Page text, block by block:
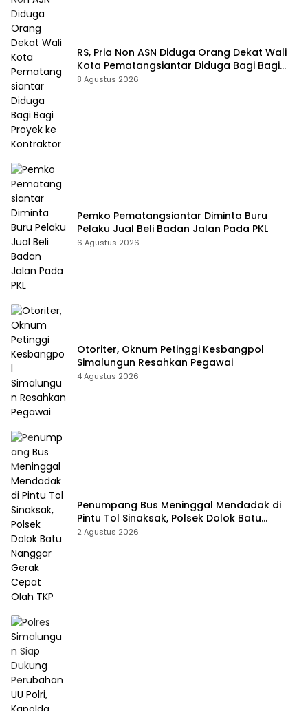
RS, Pria Non ASN Diduga Orang Dekat Wali
Kota Pematangsiantar Diduga Bagi Bagi
Proyek ke Kontraktor
8 Agustus 2026
Pemko Pematangsiantar Diminta Buru
Pelaku Jual Beli Badan Jalan Pada PKL
6 Agustus 2026
Otoriter, Oknum Petinggi Kesbangpol
Simalungun Resahkan Pegawai
4 Agustus 2026
Penumpang Bus Meninggal Mendadak di
Pintu Tol Sinaksak, Polsek Dolok Batu
Nanggar Gerak Cepat Olah TKP
2 Agustus 2026